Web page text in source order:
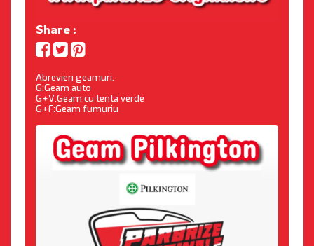
Share :
Abrevieri geamuri:
G:Geam auto
G+V:Geam cu tenta verde
G+F:Geam fumuriu